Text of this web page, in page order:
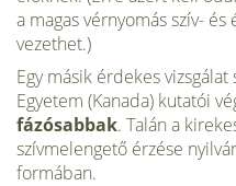
a magas vér­nyomás szív-
vezethet.)
Egy másik érdekes
Egyetem (Kanada) kutatói
fázósabbak. Talán a
szívmelengető érzése
formában.